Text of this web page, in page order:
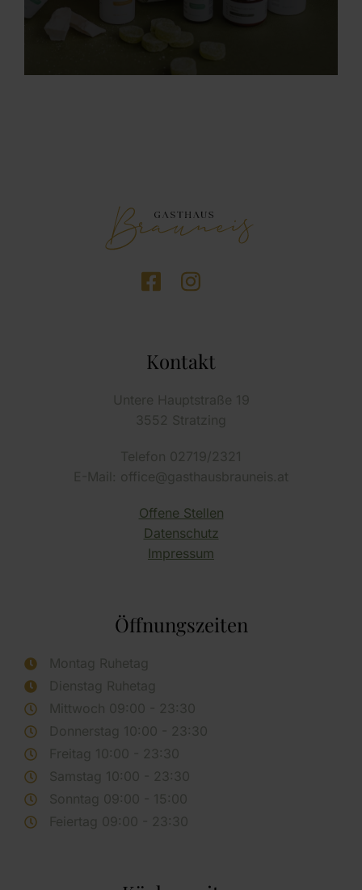
Kontakt
Untere Hauptstraße 19
3552 Stratzing
Telefon 02719/2321
E-Mail: office@gasthausbrauneis.at
Offene Stellen
Datenschutz
Impressum
Öffnungszeiten
Montag Ruhetag
Dienstag Ruhetag
Mittwoch 09:00 - 23:30
Donnerstag 10:00 - 23:30
Freitag 10:00 - 23:30
Samstag 10:00 - 23:30
Sonntag 09:00 - 15:00
Feiertag 09:00 - 23:30